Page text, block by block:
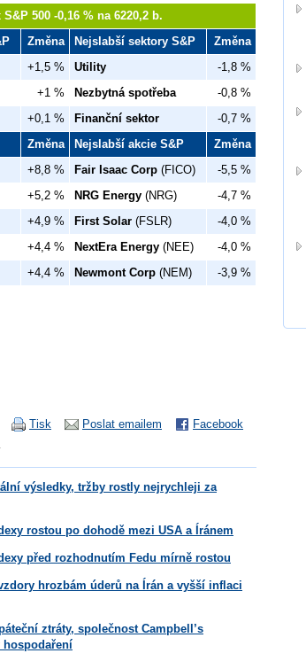
S&P 500 -0,16 % na 6220,2 b.
Změna Nejslabší sektory S&P
Změna
+1,5 % Utility
-1,8 %
+1 % Nezbytná spotřeba
-0,8 %
+0,1 % Finanční sektor
-0,7 %
Změna Nejslabší akcie S&P
Změna
+8,8 % Fair Isaac Corp (FICO)
-5,5 %
+5,2 % NRG Energy (NRG)
-4,7 %
+4,9 % First Solar (FSLR)
-4,0 %
+4,4 % NextEra Energy (NEE)
-4,0 %
+4,4 % Newmont Corp (NEM) -3,9 %
Facebook
Poslat emailem
Tisk
výsledky, tržby rostly nejrychleji za
rostou po dohodě mezi USA a Íránem
před rozhodnutím Fedu mírně rostou
hrozbám úderů na Írán a vyšší inflaci
ztráty, společnost Campbell’s
hospodaření